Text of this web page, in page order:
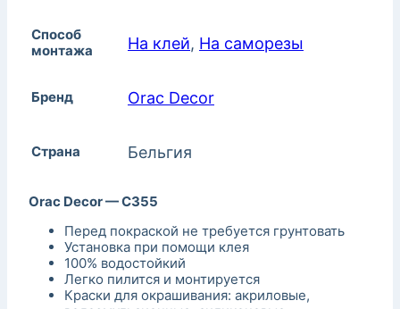
Способ
монтажа
На клей, На саморезы
Бренд Orac Decor
Страна Бельгия
Orac Decor — C355
Перед покраской не требуется грунтовать
Установка при помощи клея
100% водостойкий
Легко пилится и монтируется
Краски для окрашивания: акриловые,